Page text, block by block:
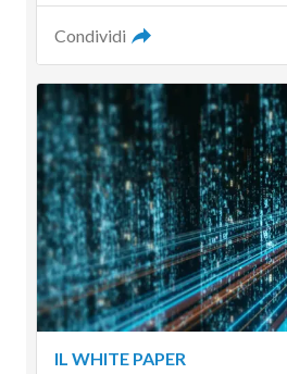
Condividi
IL WHITE PAPER